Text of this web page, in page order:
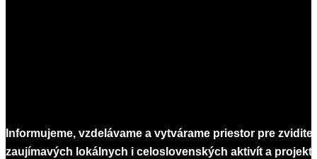
Informujeme, vzdelávame a vytvárame priestor pre
zaujímavých lokálnych i celoslovenských aktivít a